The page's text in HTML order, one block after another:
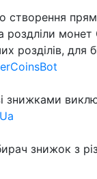
$1.39
до
створення
роздліли монет
розділів, для
знижками
знижок з